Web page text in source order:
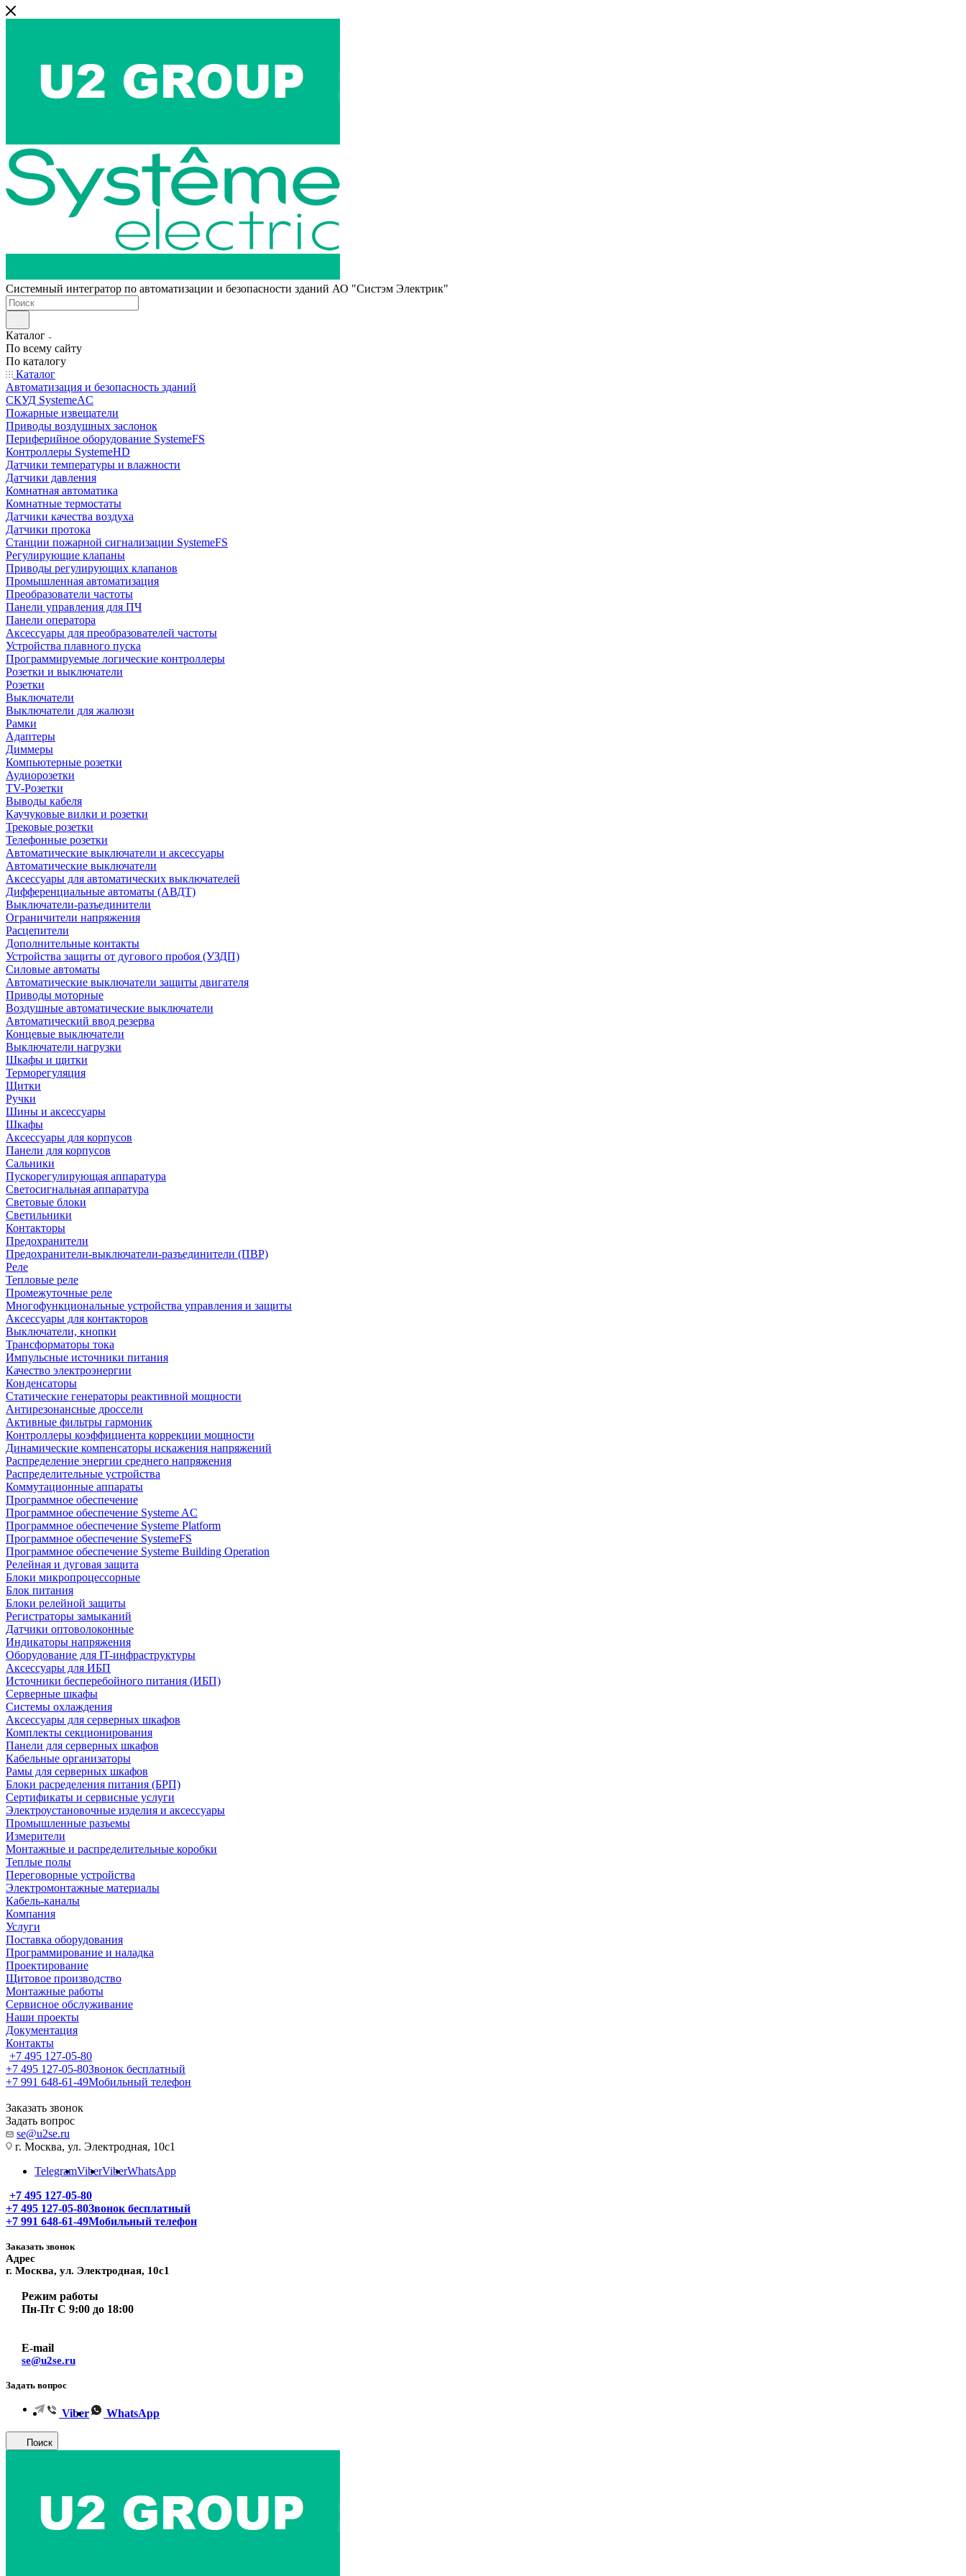
Системный интегратор по автоматизации и безопасности зданий АО "Систэм Электрик"
Каталог
По всему сайту
По каталогу
Каталог
Автоматизация и безопасность зданий
СКУД SystemeAC
Пожарные извещатели
Приводы воздушных заслонок
Периферийное оборудование SystemeFS
Контроллеры SystemeHD
Датчики температуры и влажности
Датчики давления
Комнатная автоматика
Комнатные термостаты
Датчики качества воздуха
Датчики протока
Станции пожарной сигнализации SystemeFS
Регулирующие клапаны
Приводы регулирующих клапанов
Промышленная автоматизация
Преобразователи частоты
Панели управления для ПЧ
Панели оператора
Аксессуары для преобразователей частоты
Устройства плавного пуска
Программируемые логические контроллеры
Розетки и выключатели
Розетки
Выключатели
Выключатели для жалюзи
Рамки
Адаптеры
Диммеры
Компьютерные розетки
Аудиорозетки
TV-Розетки
Выводы кабеля
Каучуковые вилки и розетки
Трековые розетки
Телефонные розетки
Автоматические выключатели и аксессуары
Автоматические выключатели
Аксессуары для автоматических выключателей
Дифференциальные автоматы (АВДТ)
Выключатели-разъединители
Ограничители напряжения
Расцепители
Дополнительные контакты
Устройства защиты от дугового пробоя (УЗДП)
Силовые автоматы
Автоматические выключатели защиты двигателя
Приводы моторные
Воздушные автоматические выключатели
Автоматический ввод резерва
Концевые выключатели
Выключатели нагрузки
Шкафы и щитки
Терморегуляция
Щитки
Ручки
Шины и аксессуары
Шкафы
Аксессуары для корпусов
Панели для корпусов
Сальники
Пускорегулирующая аппаратура
Светосигнальная аппаратура
Световые блоки
Светильники
Контакторы
Предохранители
Предохранители-выключатели-разъединители (ПВР)
Реле
Тепловые реле
Промежуточные реле
Многофункциональные устройства управления и защиты
Аксессуары для контакторов
Выключатели, кнопки
Трансформаторы тока
Импульсные источники питания
Качество электроэнергии
Конденсаторы
Статические генераторы реактивной мощности
Антирезонансные дроссели
Активные фильтры гармоник
Контроллеры коэффициента коррекции мощности
Динамические компенсаторы искажения напряжений
Распределение энергии среднего напряжения
Распределительные устройства
Коммутационные аппараты
Программное обеспечение
Программное обеспечение Systeme AC
Программное обеспечение Systeme Platform
Программное обеспечение SystemeFS
Программное обеспечение Systeme Building Operation
Релейная и дуговая защита
Блоки микропроцессорные
Блок питания
Блоки релейной защиты
Регистраторы замыканий
Датчики оптоволоконные
Индикаторы напряжения
Оборудование для IT-инфраструктуры
Аксессуары для ИБП
Источники бесперебойного питания (ИБП)
Серверные шкафы
Системы охлаждения
Аксессуары для серверных шкафов
Комплекты секционирования
Панели для серверных шкафов
Кабельные организаторы
Рамы для серверных шкафов
Блоки расределения питания (БРП)
Сертификаты и сервисные услуги
Электроустановочные изделия и аксессуары
Промышленные разъемы
Измерители
Монтажные и распределительные коробки
Теплые полы
Переговорные устройства
Электромонтажные материалы
Кабель-каналы
Компания
Услуги
Поставка оборудования
Программирование и наладка
Проектирование
Щитовое производство
Монтажные работы
Сервисное обслуживание
Наши проекты
Документация
Контакты
+7 495 127-05-80
+7 495 127-05-80Звонок бесплатный
+7 991 648-61-49Мобильный телефон
Заказать звонок
Задать вопрос
se@u2se.ru
г. Москва, ул. Электродная, 10с1
TelegramViberViberWhatsApp
+7 495 127-05-80
+7 495 127-05-80Звонок бесплатный
+7 991 648-61-49Мобильный телефон
Заказать звонок
Адрес
г. Москва, ул. Электродная, 10с1
Режим работы
Пн-Пт С 9:00 до 18:00
E-mail
se@u2se.ru
Задать вопрос
Viber WhatsApp
Поиск